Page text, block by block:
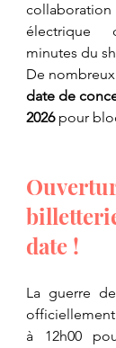
collaboration
électrique
minutes du
De
date de
2026 pour
date !
​La guerre
officiellement
à 12h00